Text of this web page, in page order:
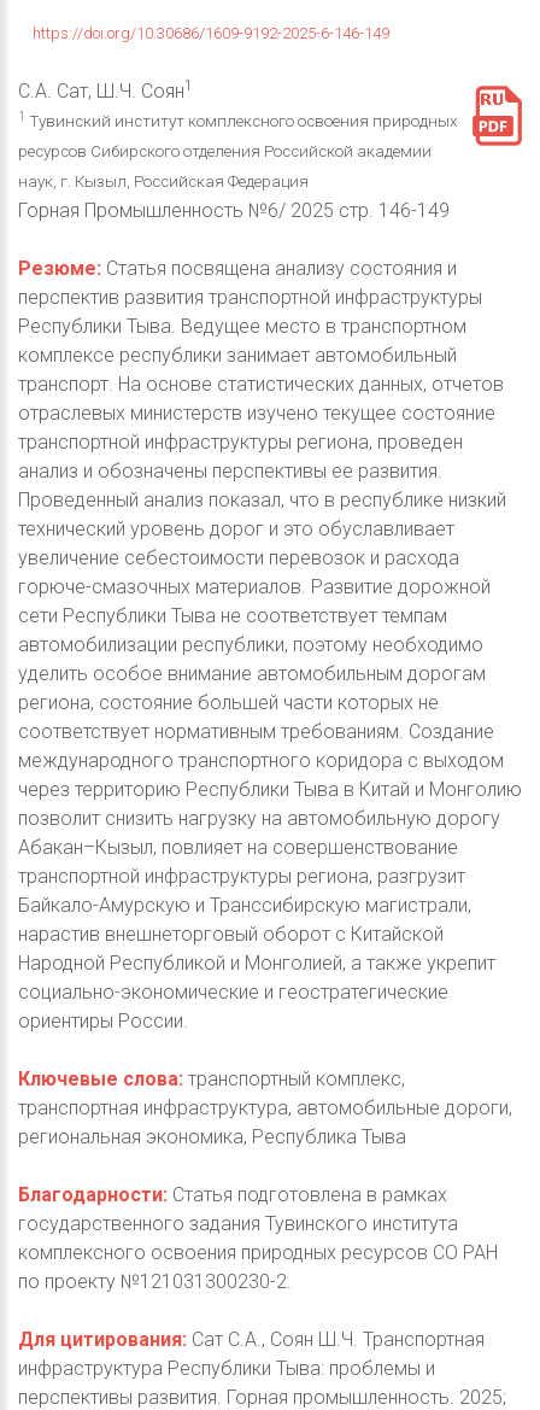
https://doi.org/10.30686/1609-9192-2025-6-146-149
С.А. Сат, Ш.Ч. Соян1
1 Тувинский институт комплексного освоения природных
ресурсов Сибирского отделения Российской академии
наук, г. Кызыл, Российская Федерация
Горная Промышленность №6/ 2025 стр. 146-149
Резюме: Статья посвящена анализу состояния и
перспектив развития транспортной инфраструктуры
Республики Тыва. Ведущее место в транспортном
комплексе республики занимает автомобильный
транспорт. На основе статистических данных, отчетов
отраслевых министерств изучено текущее состояние
транспортной инфраструктуры региона, проведен
анализ и обозначены перспективы ее развития.
Проведенный анализ показал, что в республике низкий
технический уровень дорог и это обуславливает
увеличение себестоимости перевозок и расхода
горюче-смазочных материалов. Развитие дорожной
сети Республики Тыва не соответствует темпам
автомобилизации республики, поэтому необходимо
уделить особое внимание автомобильным дорогам
региона, состояние большей части которых не
соответствует нормативным требованиям. Создание
международного транспортного коридора с выходом
через территорию Республики Тыва в Китай и Монголию
позволит снизить нагрузку на автомобильную дорогу
Абакан–Кызыл, повлияет на совершенствование
транспортной инфраструктуры региона, разгрузит
Байкало-Амурскую и Транссибирскую магистрали,
нарастив внешнеторговый оборот с Китайской
Народной Республикой и Монголией, а также укрепит
социально-экономические и геостратегические
ориентиры России.
Ключевые слова: транспортный комплекс,
транспортная инфраструктура, автомобильные дороги,
региональная экономика, Республика Тыва
Благодарности: Статья подготовлена в рамках
государственного задания Тувинского института
комплексного освоения природных ресурсов СО РАН
по проекту №121031300230-2.
Для цитирования: Сат С.А., Соян Ш.Ч. Транспортная
инфраструктура Республики Тыва: проблемы и
перспективы развития. Горная промышленность. 2025;